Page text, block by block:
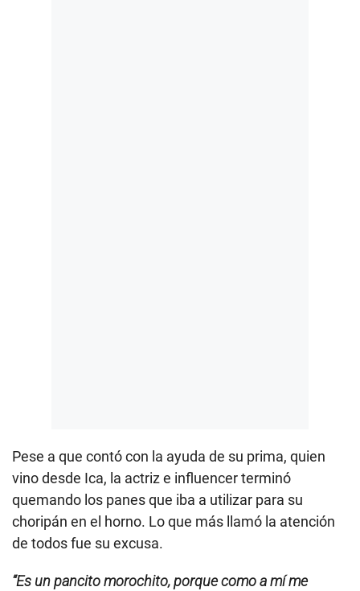
Pese a que contó con la ayuda de su prima, quien
vino desde Ica, la actriz e influencer terminó
quemando los panes que iba a utilizar para su
choripán en el horno. Lo que más llamó la atención
de todos fue su excusa.
“Es un pancito morochito, porque como a mí me